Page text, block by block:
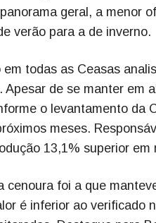
geral, a menor
verão para a de inverno.
todas as Ceasas
de se manter em
o levantamento da
meses.
13,1% superior em
cenoura foi a que
é inferior ao verificado